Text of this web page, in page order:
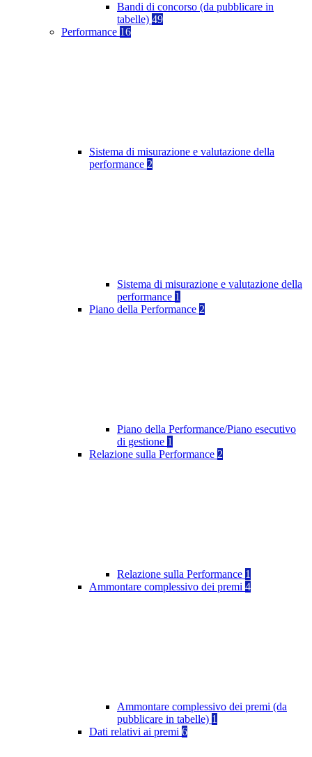
Bandi di concorso (da pubblicare in
tabelle) 49
Performance 16
Sistema di misurazione e valutazione della
performance 2
Sistema di misurazione e valutazione della
performance 1
Piano della Performance 2
Piano della Performance/Piano esecutivo
di gestione 1
Relazione sulla Performance 2
Relazione sulla Performance 1
Ammontare complessivo dei premi 4
Ammontare complessivo dei premi (da
pubblicare in tabelle) 1
Dati relativi ai premi 6